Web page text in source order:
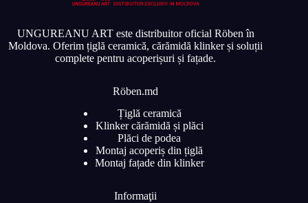
UNGUREANU ART este distribuitor oficial Röben în
Moldova. Oferim țiglă ceramică, cărămidă klinker și soluții
complete pentru acoperișuri și fațade.
Röben.md
Țiglă ceramică
Klinker cărămidă și plăci
Plăci de podea
Montaj acoperiș din țiglă
Montaj fațade din klinker
Informaţii